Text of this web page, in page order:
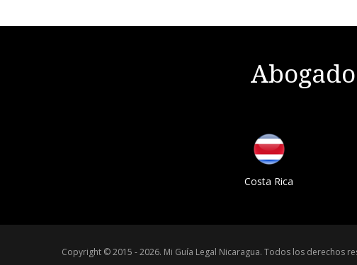
Costa Rica
Copyright © 2015 - 2026. Mi Guía Legal Nicaragua. Todos los derechos